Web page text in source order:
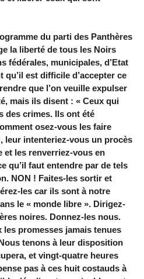
du parti des Panthères
la liberté de tous les Noirs
fédérales, municipales, d’Etat
est difficile d’accepter ce
que l’on veuille expulser
mais ils disent : « Ceux qui
des crimes. Ils ont été
osez-vous les faire
leur intenteriez-vous un procès
et les renverriez-vous en
qu’il faut entendre par de tels
NON ! Faites-les sortir et
les car ils sont à notre
le « monde libre ». Dirigez-
noires. Donnez-les nous.
promesses jamais tenues
tenons à leur disposition
et vingt-quatre heures
pas à ces huit costauds à